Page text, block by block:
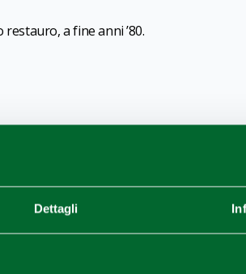
Dettagli
a fine anni ’80.